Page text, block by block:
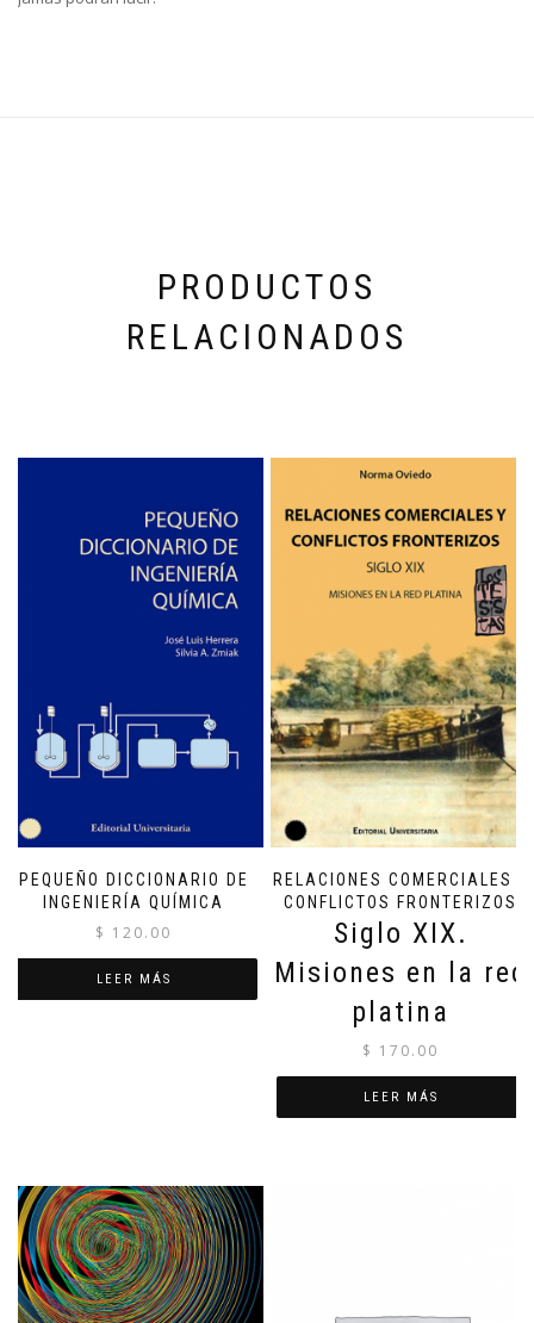
PRODUCTOS
RELACIONADOS
PEQUEÑO DICCIONARIO DE
INGENIERÍA QUÍMICA
$ 120.00
LEER MÁS
RELACIONES COMERCIALES Y
CONFLICTOS FRONTERIZOS
Siglo XIX.
Misiones en la red
platina
$ 170.00
LEER MÁS